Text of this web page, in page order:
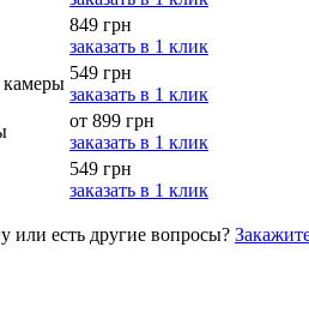
849 грн
заказать в 1 клик
камеры
549 грн
заказать в 1 клик
от 899 грн
заказать в 1 клик
549 грн
заказать в 1 клик
есть другие вопросы?